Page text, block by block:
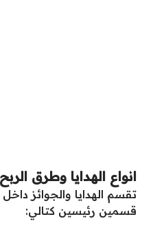
انواع الهدايا وطرق
تقسم الهدايا والجوائز
قسمين رئيسين كتالي: